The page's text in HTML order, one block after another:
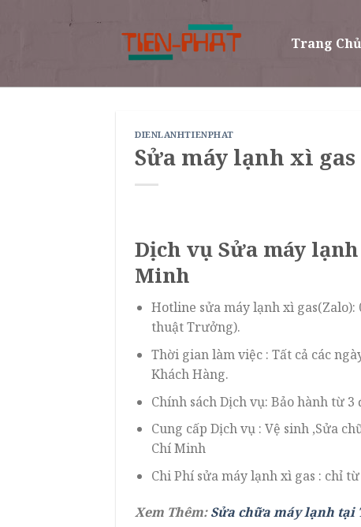
Trang Chủ
DIENLANHTIENPHAT
Sửa máy lạnh xì
Dịch vụ Sửa máy
Minh
Hotline sửa máy lạnh xì gas(Zalo):
thuật Trưởng).
Thời gian làm việc : Tất cả các
Khách Hàng.
Chính sách Dịch vụ: Bảo hành từ
Cung cấp Dịch vụ : Vệ sinh ,Sửa
Chí Minh
Chi Phí sửa máy lạnh xì gas : chỉ
Xem Thêm:Sửa chữa máy lạnh tại